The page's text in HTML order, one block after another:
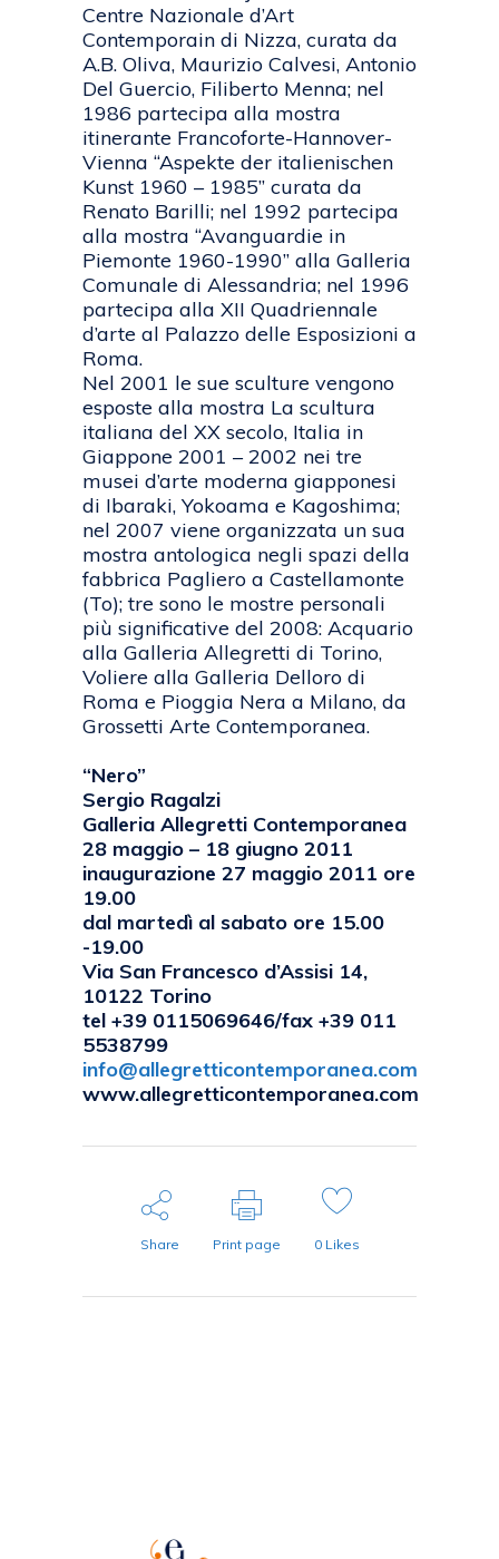
Centre Nazionale d’Art
Contemporain di Nizza, curata da
A.B. Oliva, Maurizio Calvesi, Antonio
Del Guercio, Filiberto Menna; nel
1986 partecipa alla mostra
itinerante Francoforte-Hannover-
Vienna “Aspekte der italienischen
Kunst 1960 – 1985” curata da
Renato Barilli; nel 1992 partecipa
alla mostra “Avanguardie in
Piemonte 1960-1990” alla Galleria
Comunale di Alessandria; nel 1996
partecipa alla XII Quadriennale
d’arte al Palazzo delle Esposizioni a
Roma.
Nel 2001 le sue sculture vengono
esposte alla mostra La scultura
italiana del XX secolo, Italia in
Giappone 2001 – 2002 nei tre
musei d’arte moderna giapponesi
di Ibaraki, Yokoama e Kagoshima;
nel 2007 viene organizzata un sua
mostra antologica negli spazi della
fabbrica Pagliero a Castellamonte
(To); tre sono le mostre personali
più significative del 2008: Acquario
alla Galleria Allegretti di Torino,
Voliere alla Galleria Delloro di
Roma e Pioggia Nera a Milano, da
Grossetti Arte Contemporanea.
“Nero”
Sergio Ragalzi
Galleria Allegretti Contemporanea
28 maggio – 18 giugno 2011
inaugurazione 27 maggio 2011 ore
19.00
dal martedì al sabato ore 15.00
-19.00
Via San Francesco d’Assisi 14,
10122 Torino
tel +39 0115069646/fax +39 011
5538799
info@allegretticontemporanea.com
www.allegretticontemporanea.com
Share Print page 0Likes